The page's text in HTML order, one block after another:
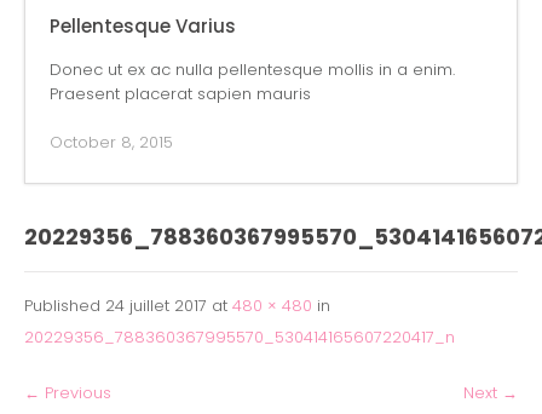
Pellentesque Varius
Donec ut ex ac nulla pellentesque mollis in a enim.
Praesent placerat sapien mauris
October 8, 2015
Published 24 juillet 2017 at 480 × 480 in
20229356_788360367995570_530414165607220417_n
← Previous Next →